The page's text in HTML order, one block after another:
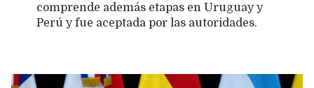
comprende además etapas en Uruguay y
Perú y fue aceptada por las autoridades.